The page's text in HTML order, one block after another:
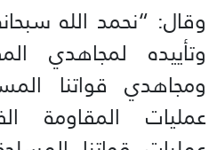
وقال: “نحمد الله
وتأييده لمجاهدي
ومجاهدي قواتنا
عمليات المقاومة